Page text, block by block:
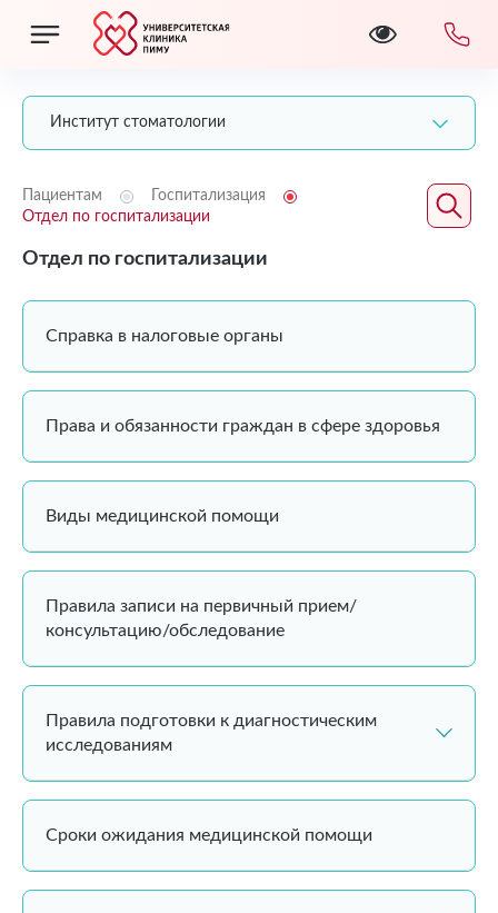
Институт стоматологии
Пациентам
Госпитализация
Отдел по госпитализации
Отдел по госпитализации
Справка в налоговые органы
Права и обязанности граждан в сфере здоровья
Виды медицинской помощи
Правила записи на первичный прием/
консультацию/обследование
Правила подготовки к диагностическим
исследованиям
Сроки ожидания медицинской помощи